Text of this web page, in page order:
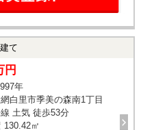
て
円
年
白里市季美の森南1丁目
線 土気 徒歩53分
130.42㎡